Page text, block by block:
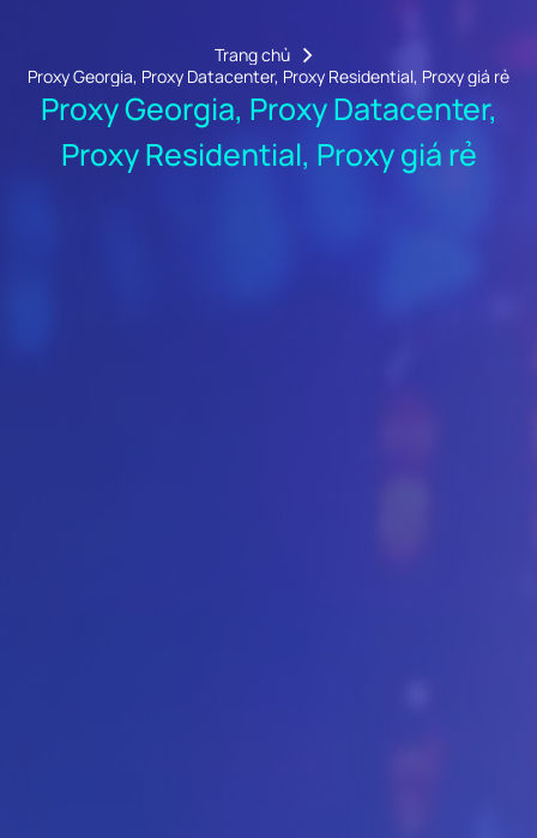
Trang chủ
Proxy Georgia, Proxy Datacenter, Proxy Residential, Proxy giá rẻ
Proxy Georgia, Proxy Datacenter,
Proxy Residential, Proxy giá rẻ